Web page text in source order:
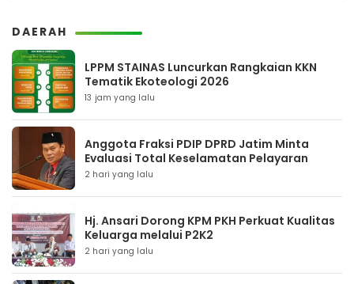
DAERAH
LPPM STAINAS Luncurkan Rangkaian KKN
Tematik Ekoteologi 2026
13 jam yang lalu
Anggota Fraksi PDIP DPRD Jatim Minta
Evaluasi Total Keselamatan Pelayaran
2 hari yang lalu
Hj. Ansari Dorong KPM PKH Perkuat Kualitas
Keluarga melalui P2K2
2 hari yang lalu